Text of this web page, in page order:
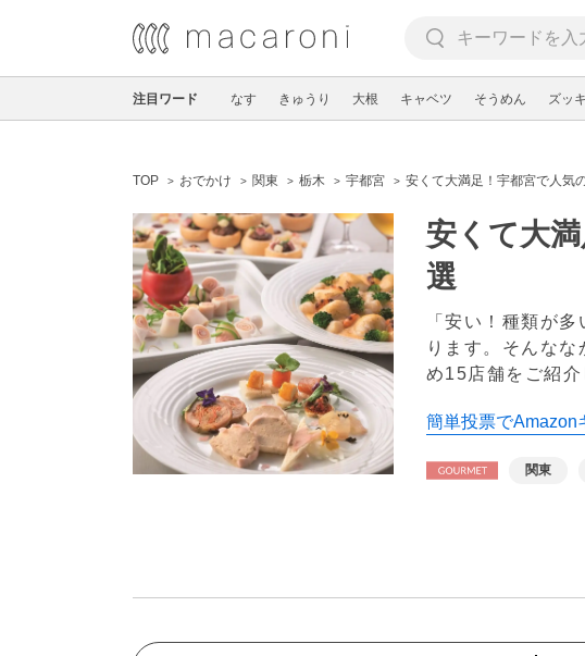
注目ワード なす きゅうり 大根 キャベツ そうめん ズッ
TOP おでかけ 関東 栃木 宇都宮 安くて大満足！宇都宮で人気
安くて大
選
「安い！種類が
ります。そんな
め15店舗をご紹介
簡単投票でAmazon
関東